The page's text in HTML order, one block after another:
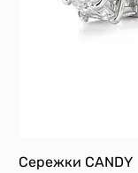
Сережки CANDY